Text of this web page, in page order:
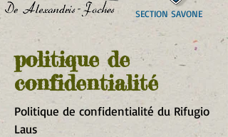
SECTION SAVONE
politique de
confidentialité
Politique de confidentialité du Rifugio
Laus